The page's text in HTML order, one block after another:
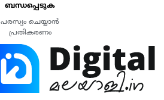
ബന്ധപ്പെടുക
പരസ്യം ചെയ്യാൻ
പ്രതികരണം